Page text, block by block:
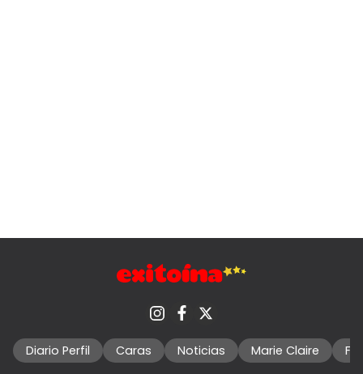
Diario Perfil Caras Noticias Marie Claire